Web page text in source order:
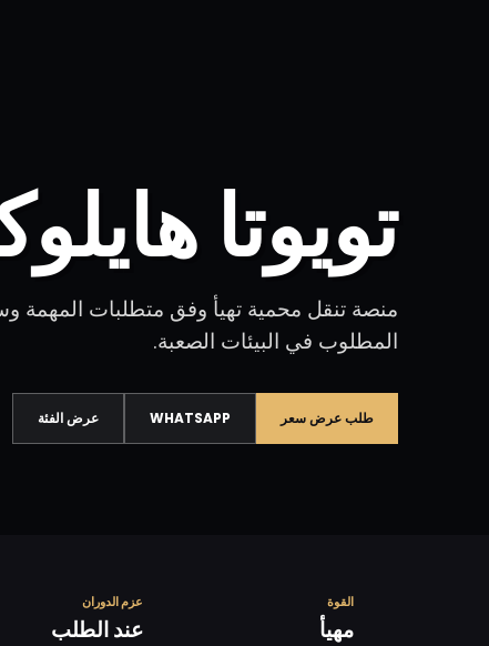
تويوتا
منصة تنقل محمية تهيأ وفق متطلبات المهمة
المطلوب في البيئات الصعبة.
طلب عرض سعر WHATSAPP عرض الفئة
القوة
مهيأ
عزم الدوران
عند الطلب